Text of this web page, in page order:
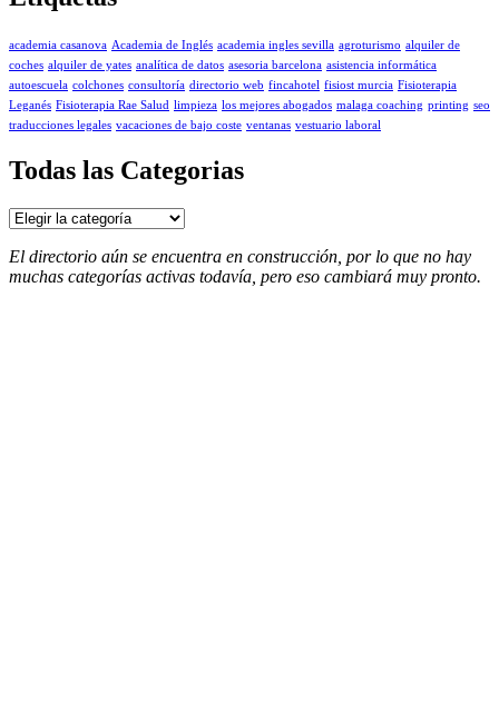
academia casanova Academia de Inglés academia ingles sevilla agroturismo alquiler de
coches alquiler de yates analítica de datos asesoria barcelona asistencia informática
autoescuela colchones consultoría directorio web fincahotel fisiost murcia Fisioterapia
Leganés Fisioterapia Rae Salud limpieza los mejores abogados malaga coaching printing seo
traducciones legales vacaciones de bajo coste ventanas vestuario laboral
Todas las Categorias
Todas
Categorias
El directorio aún se encuentra en construcción, por lo que no hay
muchas categorías activas todavía, pero eso cambiará muy pronto.